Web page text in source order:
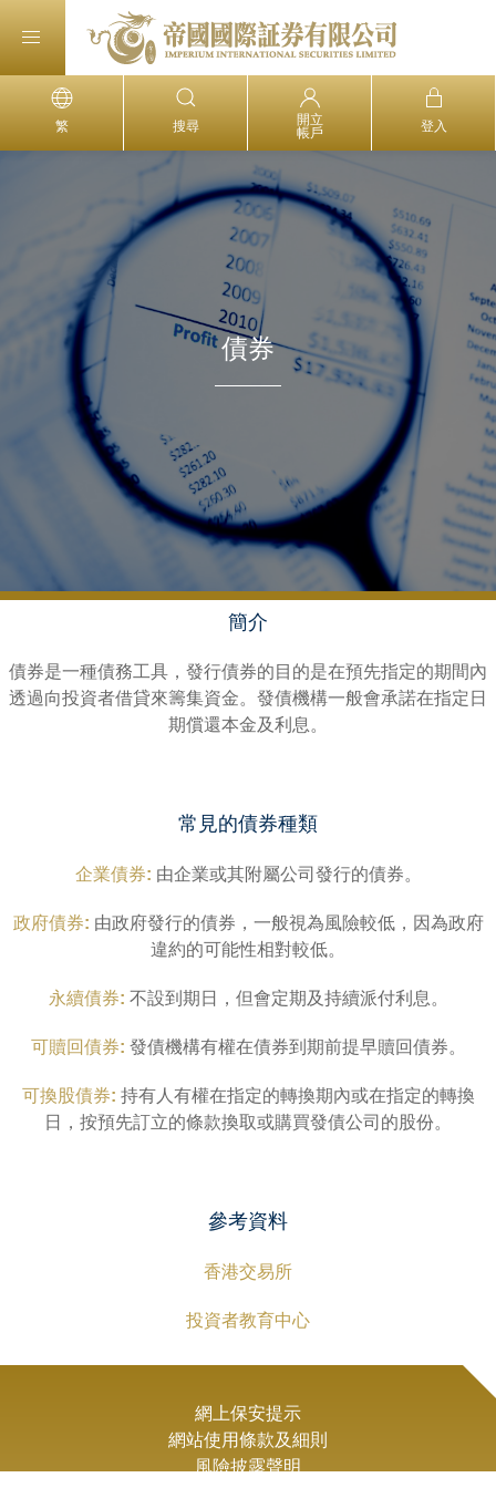
繁 搜尋
開立
帳戶
登入
債券
簡介
債券是一種債務工具，發行債券的目的是在預先指定的期間內
透過向投資者借貸來籌集資金。發債機構一般會承諾在指定日
期償還本金及利息。
常見的債券種類
企業債券: 由企業或其附屬公司發行的債券。
政府債券: 由政府發行的債券，一般視為風險較低，因為政府
違約的可能性相對較低。
永續債券: 不設到期日，但會定期及持續派付利息。
可贖回債券: 發債機構有權在債券到期前提早贖回債券。
可換股債券: 持有人有權在指定的轉換期內或在指定的轉換
日，按預先訂立的條款換取或購買發債公司的股份。
參考資料
香港交易所
投資者教育中心
網上保安提示
網站使用條款及細則
風險披露聲明